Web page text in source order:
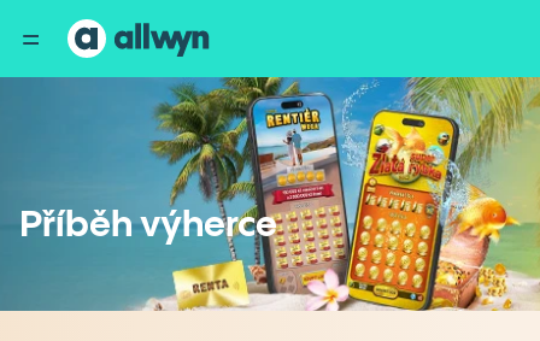
Příběh výherce